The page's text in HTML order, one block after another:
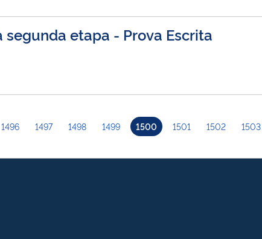
segunda etapa - Prova Escrita
1496 1497 1498 1499 1500 1501 1502 1503